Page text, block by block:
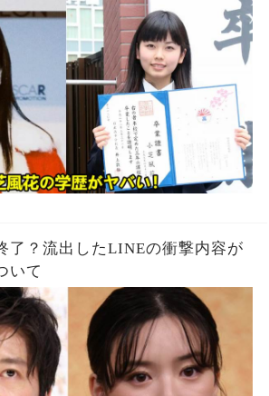
了？流出したLINEの衝撃内容が
いて